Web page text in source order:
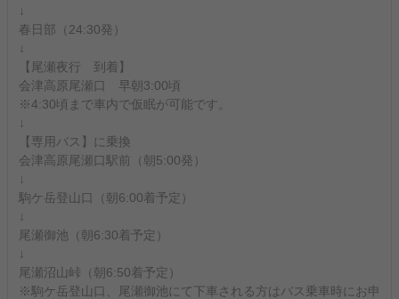
↓
春日部（24:30発）
↓
【尾瀬夜行 到着】
会津高原尾瀬口 早朝3:00頃
※4:30頃まで車内で仮眠が可能です。
↓
【専用バス】に乗換
会津高原尾瀬口駅前（朝5:00発）
↓
駒ケ岳登山口（朝6:00着予定）
↓
尾瀬御池（朝6:30着予定）
↓
尾瀬沼山峠（朝6:50着予定）
※駒ケ岳登山口、尾瀬御池にて下車される方はバス乗車時にお申